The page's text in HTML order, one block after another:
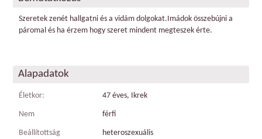
Szeretek zenét hallgatni és a vidám dolgokat.Imádok összebújni a
páromal és ha érzem hogy szeret mindent megteszek érte.
Alapadatok
Életkor: 47 éves, Ikrek
Nem férfi
Beállítottság heteroszexuális